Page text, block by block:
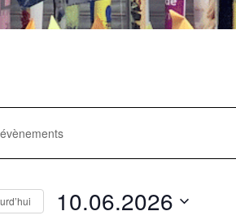
10.06.2026